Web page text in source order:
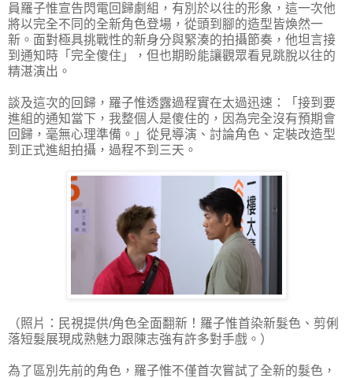
員羅子惟宣告閃電回歸劇組，有別於以往的形象，這一次他
將以完全不同的全新角色登場，從頭到腳的造型皆煥然一
新。面對極具挑戰性的新身分與緊湊的拍攝節奏，他坦言接
到通知時「完全傻住」，但也期盼能讓觀眾看見跳脫以往的
精湛演出。
談及這次的回歸，羅子惟透露過程實在太過迅速：「接到要
進組的通知當下，我整個人是傻住的，因為完全沒有預期會
回歸，毫無心理準備。」從見導演、討論角色、定裝改造型
到正式進組拍攝，過程不到三天。
（照片：民視提供/角色全面翻新！羅子惟首染新髮色、剪俐
落短髮展現成熟魅力跟陳志強有許多對手戲。）
為了區別先前的角色，羅子惟不僅首次嘗試了全新的髮色，